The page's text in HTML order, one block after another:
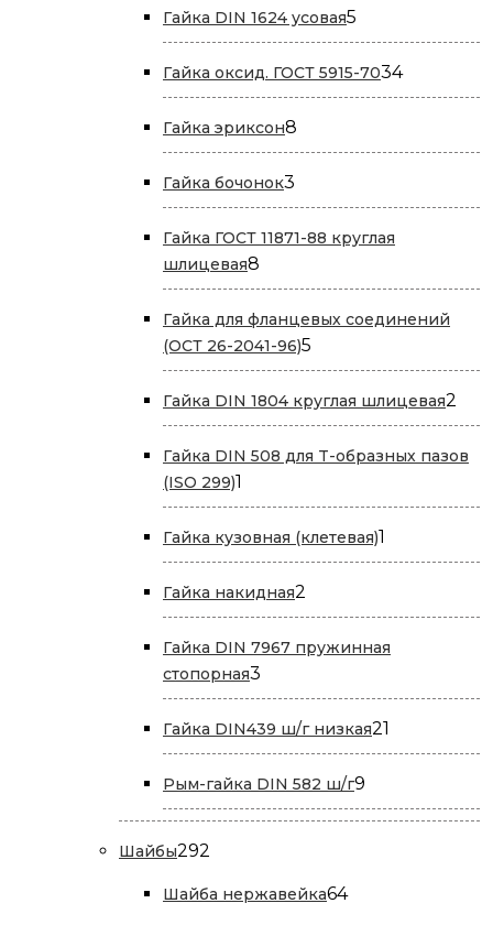
Гайка DIN 1624 усовая5
товаров
Гайка оксид. ГОСТ 5915-703434
товара
Гайка эриксон8
товаров
Гайка бочонок3
товара
Гайка ГОСТ 11871-88 круглая
шлицевая8
товаров
Гайка для фланцевых соединений
(ОСТ 26-2041-96)5
товаров
Гайка DIN 1804 круглая шлицевая2
Гайка DIN 508 для T-образных пазов
(ISO 299)1
товар
Гайка кузовная (клетевая)1
товар
Гайка накидная2
товара
Гайка DIN 7967 пружинная
стопорная3
товара
Гайка DIN439 ш/г низкая21
товар
Рым-гайка DIN 582 ш/г9
товаров
Шайбы292
Шайба нержавейка6464